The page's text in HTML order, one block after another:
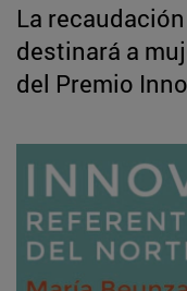
La
destinará a
del Premio